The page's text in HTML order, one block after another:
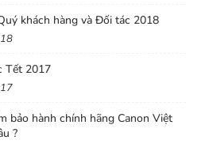
Cảm ơn Quý khách hàng và Đối tác 2018
Tết 2017
bảo hành chính hãng Canon Việt
?